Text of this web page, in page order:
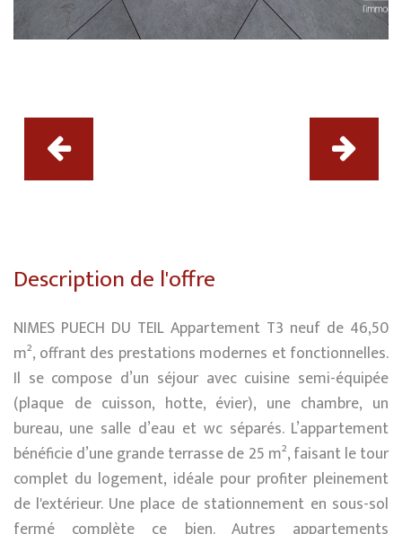
Description de l'offre
NIMES PUECH DU TEIL Appartement T3 neuf de 46,50
m², offrant des prestations modernes et fonctionnelles.
Il se compose d’un séjour avec cuisine semi-équipée
(plaque de cuisson, hotte, évier), une chambre, un
bureau, une salle d’eau et wc séparés. L’appartement
bénéficie d’une grande terrasse de 25 m², faisant le tour
complet du logement, idéale pour profiter pleinement
de l'extérieur. Une place de stationnement en sous-sol